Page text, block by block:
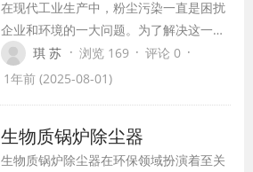
在现代工业生产中，粉尘污染一直是困扰
企业和环境的一大问题。为了解决这一难
题，单机布袋除尘器应运而生。作为一种
高效、环保的除尘设备，单机布袋除尘器
琪 苏 · 浏览 169 · 评论 0 ·
1年前 (2025-08-01)
生物质锅炉除尘器
生物质锅炉除尘器在环保领域扮演着至关